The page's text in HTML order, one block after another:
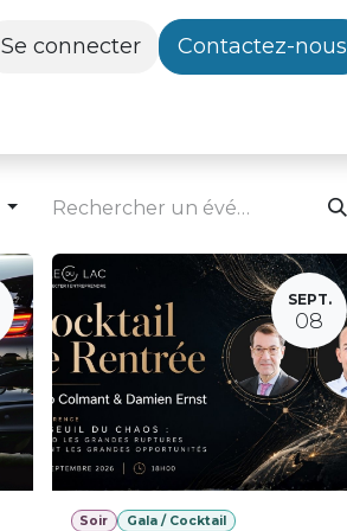
Se connecter Contactez-nous
SEPT.
08
Soir Gala / Cocktail